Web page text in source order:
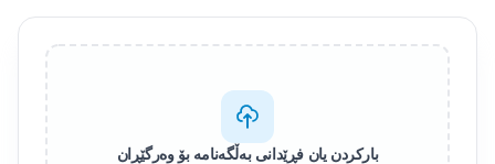
بارکردن یان فڕێدانی بەڵگەنامە بۆ وەرگێڕان